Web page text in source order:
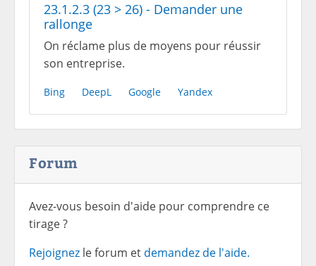
23.1.2.3 (23 > 26) - Demander une
rallonge
On réclame plus de moyens pour réussir
son entreprise.
Bing DeepL Google Yandex
Forum
Avez-vous besoin d'aide pour comprendre ce
tirage ?
Rejoignez le forum et demandez de l'aide.